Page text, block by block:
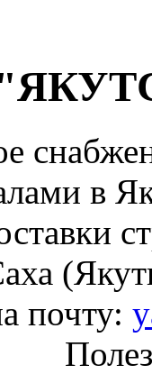
в
почту: